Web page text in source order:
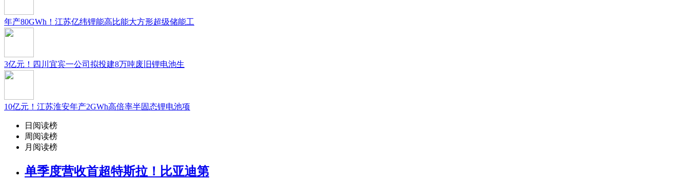
年产80GWh！江苏亿纬锂能高比能大方形超级储能工
3亿元！四川宜宾一公司拟投建8万吨废旧锂电池生
10亿元！江苏淮安年产2GWh高倍率半固态锂电池项
日阅读榜
周阅读榜
月阅读榜
单季度营收首超特斯拉！比亚迪第